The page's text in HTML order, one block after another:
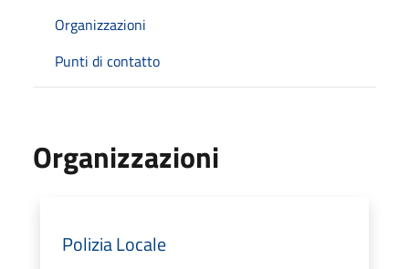
Organizzazioni
Punti di contatto
Organizzazioni
Polizia Locale